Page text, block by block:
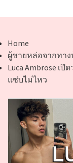
Home
ผู้ชายหล่อจากทา
Luca Ambrose เ
แซ่บไม่ไหว